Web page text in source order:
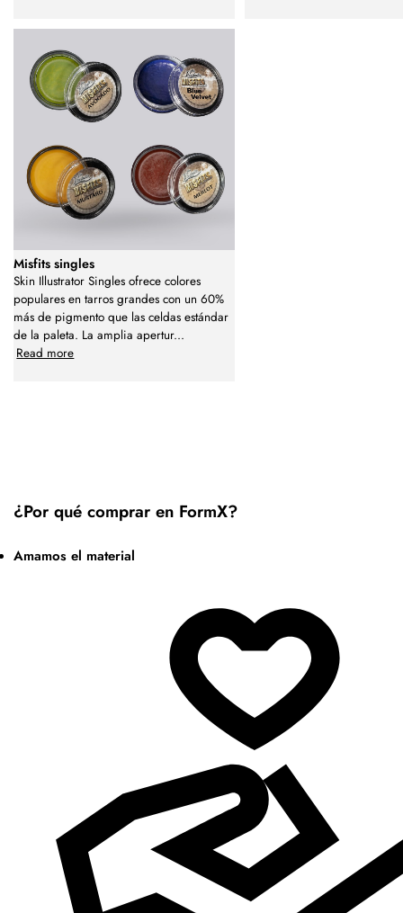
Misfits singles
Skin Illustrator Singles ofrece colores
populares en tarros grandes con un 60%
más de pigmento que las celdas estándar
de la paleta. La amplia apertur...
Read more
¿Por qué comprar en FormX?
Amamos el material